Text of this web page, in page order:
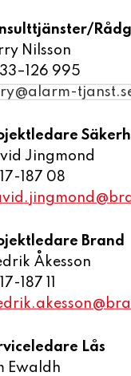
nyhetsbrev
Ta reda
Nilsson
995
Jingmond
187 08
Brand
Åkesson
187 11
Lås
Ewaldh